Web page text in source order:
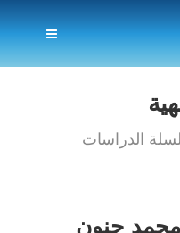
الدراسات
محمد حنون